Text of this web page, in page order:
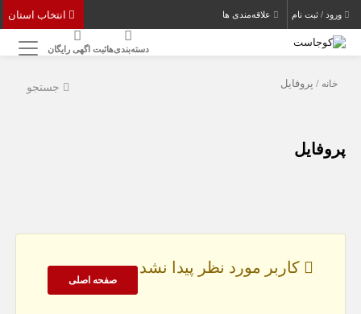
ورود / ثبت نام علاقه‌مندی ها
دسته‌بندی‌هاثبت اگهی رایگان
جستجو خانه / پروفایل
پروفایل
کاربر مورد نظر پیدا نشد
صفحه اصلی